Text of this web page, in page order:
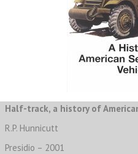
Half-track, a history of
R.P. Hunnicutt
Presidio – 2001